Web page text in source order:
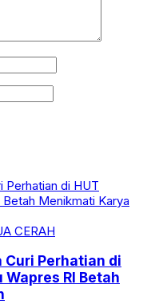
CERAH
Curi Perhatian di
Wapres RI Betah